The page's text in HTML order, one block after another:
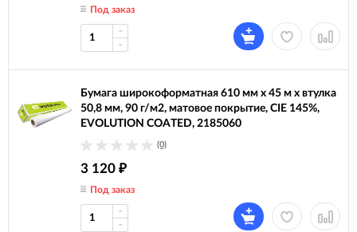
Под заказ
Бумага широкоформатная 610 мм х 45 м х втулка
50,8 мм, 90 г/м2, матовое покрытие, CIE 145%,
EVOLUTION COATED, 2185060
(0)
3 120 ₽
Под заказ